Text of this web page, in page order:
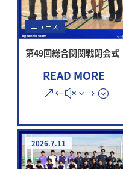
ニュース
第49回総合関関戦閉会式
READ MORE
2026.7.11